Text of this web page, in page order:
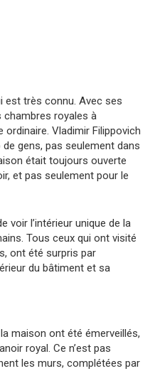
est très connu. Avec ses
chambres royales à
ordinaire. Vladimir Filippovich
gens, pas seulement dans
était toujours ouverte
et pas seulement pour le
voir l’intérieur unique de la
Tous ceux qui ont visité
ont été surpris par
du bâtiment et sa
maison ont été émerveillés,
royal. Ce n’est pas
les murs, complétées par